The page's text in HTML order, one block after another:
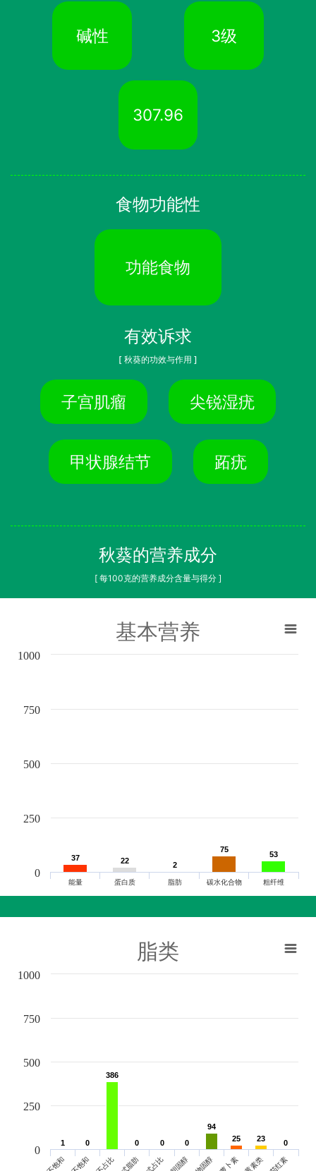
碱性 3级
307.96
食物功能性
功能食物
有效诉求
[ 秋葵的功效与作用 ]
子宫肌瘤 尖锐湿疣
甲状腺结节 跖疣
秋葵的营养成分
[ 每100克的营养成分含量与得分 ]
基本营养
37
37 22
22 2
2
75
75
53
53
能量 蛋白质 脂肪 碳水化合物 粗纤维
0
250
500
750
1000
脂类
1
1 0
0
386
386
0
0 0
0 0
0
94
94
25
25 23
23 0
0
胆固醇
0
250
500
750
1000